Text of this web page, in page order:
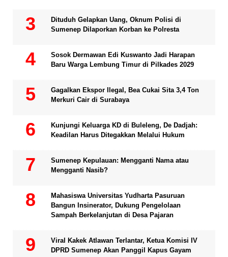
Dituduh Gelapkan Uang, Oknum Polisi di
Sumenep Dilaporkan Korban ke Polresta
Sosok Dermawan Edi Kuswanto Jadi Harapan
Baru Warga Lembung Timur di Pilkades 2029
Gagalkan Ekspor Ilegal, Bea Cukai Sita 3,4 Ton
Merkuri Cair di Surabaya
Kunjungi Keluarga KD di Buleleng, De Dadjah:
Keadilan Harus Ditegakkan Melalui Hukum
Sumenep Kepulauan: Mengganti Nama atau
Mengganti Nasib?
Mahasiswa Universitas Yudharta Pasuruan
Bangun Insinerator, Dukung Pengelolaan
Sampah Berkelanjutan di Desa Pajaran
Viral Kakek Atlawan Terlantar, Ketua Komisi IV
DPRD Sumenep Akan Panggil Kapus Gayam